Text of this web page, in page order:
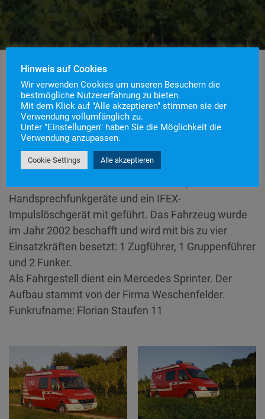
Der Einsatzleitwagen dient dem Zugführer als
Führungsfahrzeug. Darin finden sich zwei
Funkarbeitsplätze mit je einem 2m und einem 4m
Funkgerät, Telefon, Fax und Internetzugang. Weiter
Handsprechfunkgeräte und ein IFEX-
Impulslöschgerät mit geführt. Das Fahrzeug wurde
im Jahr 2002 beschafft und wird mit bis zu vier
Einsatzkräften besetzt: 1 Zugführer, 1 Gruppenführer
und 2 Funker.
Als Fahrgestell dient ein Mercedes Sprinter. Der
Aufbau stammt von der Firma Weschenfelder.
Funkrufname: Florian Staufen 11
Hinweis auf Cookies
Wir verwenden Cookies um unseren Besuchern die
bestmögliche Nutzererfahrung zu bieten.
Mit dem Klick auf "Alle akzeptieren" stimmen sie der
Verwendung vollumfänglich zu.
Unter "Einstellungen" haben Sie die Möglichkeit die
Verwendung anzupassen.
Cookie Settings Alle akzeptieren